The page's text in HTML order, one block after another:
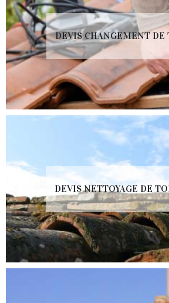
DEVIS CHANGEMENT DE
DEVIS NETTOYAGE DE